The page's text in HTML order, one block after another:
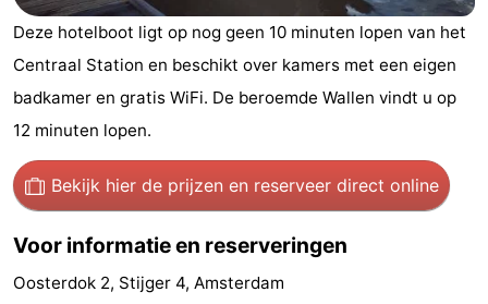
-
Het
Amsterdamse
Bos
-
Spaarnwoude
Last
minutes
Musea
Deze hotelboot ligt op nog geen 10 minuten lopen van het
Centraal Station en beschikt over kamers met een eigen
badkamer en gratis WiFi. De beroemde Wallen vindt u op
12 minuten lopen.
Bekijk hier de prijzen en reserveer direct online
Voor informatie en reserveringen
Oosterdok 2, Stijger 4, Amsterdam